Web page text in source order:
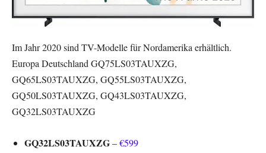
Im Jahr 2020 sind TV-Modelle für Nordamerika erhältlich.
Europa Deutschland GQ75LS03TAUXZG,
GQ65LS03TAUXZG, GQ55LS03TAUXZG,
GQ50LS03TAUXZG, GQ43LS03TAUXZG,
GQ32LS03TAUXZG
GQ32LS03TAUXZG–€599